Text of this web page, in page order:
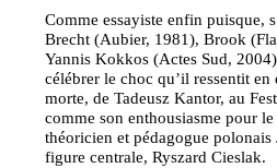
Comme essayiste enfin puisque,
Brecht (Aubier, 1981), Brook
Yannis Kokkos (Actes Sud,
célébrer le choc qu’il ressentit en
morte, de Tadeusz Kantor, au
comme son enthousiasme pour
théoricien et pédagogue
figure centrale, Ryszard Cieslak.